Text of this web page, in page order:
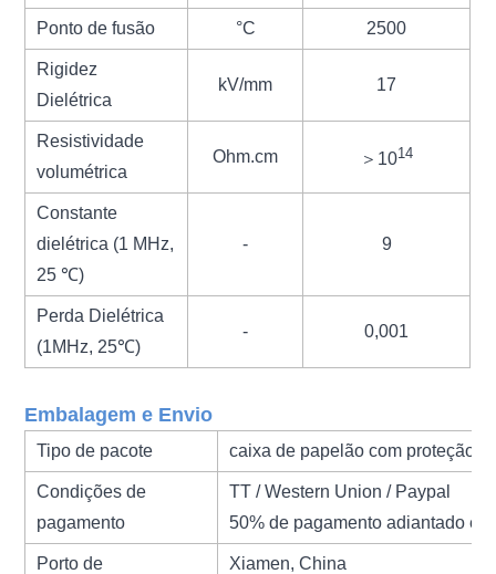
Ponto de fusão °C 2500
Rigidez
Dielétrica
kV/mm 17
Resistividade
volumétrica
Ohm.cm ＞1014
Constante
dielétrica (1 MHz,
25 ℃)
- 9
Perda Dielétrica
(1MHz, 25℃)
- 0,001
Embalagem e Envio
Tipo de pacote caixa de papelão com proteção
Condições de
pagamento
TT / Western Union / Paypal
50% de pagamento adiantado e
Porto de
Xiamen, China